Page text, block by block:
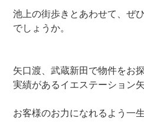
池上の街歩きとあわせて、ぜ
でしょうか。
矢口渡、武蔵新田で物件をお
実績があるイエステーション
お客様のお力になれるよう一